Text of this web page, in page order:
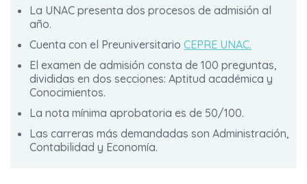
La UNAC presenta dos procesos de admisión al
año.
Cuenta con el Preuniversitario CEPRE UNAC.
El examen de admisión consta de 100 preguntas,
divididas en dos secciones: Aptitud académica y
Conocimientos.
La nota mínima aprobatoria es de 50/100.
Las carreras más demandadas son Administración,
Contabilidad y Economía.